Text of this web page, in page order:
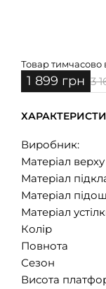
Товар тимчасово
1 899 грн 3
Виробник:
Матеріал верху
Матеріал
Матеріал
Матеріал
Колір
Повнота
Сезон
Висота